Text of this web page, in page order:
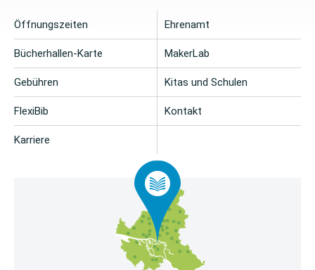
Öffnungszeiten
Bücherhallen-Karte
Gebühren
FlexiBib
Karriere
Ehrenamt
MakerLab
Kitas und Schulen
Kontakt